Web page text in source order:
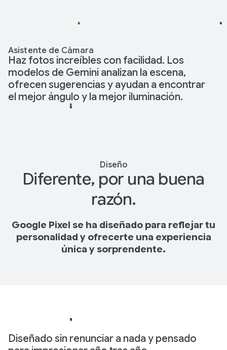
Asistente de Cámara
Haz fotos increíbles con facilidad. Los
modelos de Gemini analizan la escena,
ofrecen sugerencias y ayudan a encontrar
el mejor ángulo y la mejor iluminación.
Diseño
Diferente, por una buena
razón.
Google Pixel se ha diseñado para reflejar tu
personalidad y ofrecerte una experiencia
única y sorprendente.
Diseñado sin renunciar a nada y pensado